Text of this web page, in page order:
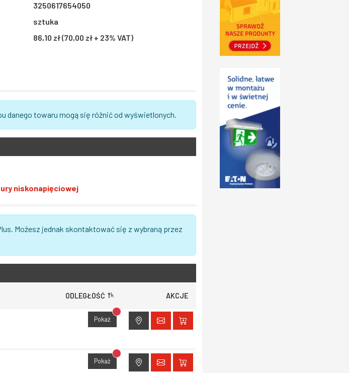
3250617654050
sztuka
86,10 zł (70,00 zł + 23% VAT)
danego towaru mogą się różnić od wyświetlonych.
niskonapięciowej
Możesz jednak skontaktować się z wybraną przez
ODLEGŁOŚĆ AKCJE
Pokaż Brak dostępu do lokalizacji
Pokaż Brak dostępu do lokalizacji